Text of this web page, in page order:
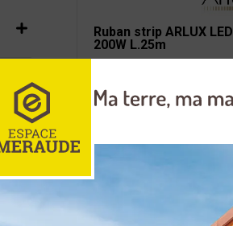
Ruban strip ARLUX LED
200W L.25m